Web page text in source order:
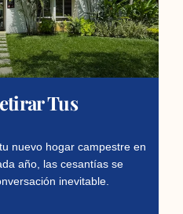
Tus
nuevo hogar campestre en
año, las cesantías se
inevitable.